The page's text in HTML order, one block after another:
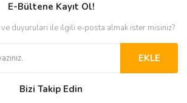
E-Bültene Kayıt Ol!
ve duyuruları ile ilgili e-posta almak ister misiniz?
EKLE
Bizi Takip Edin